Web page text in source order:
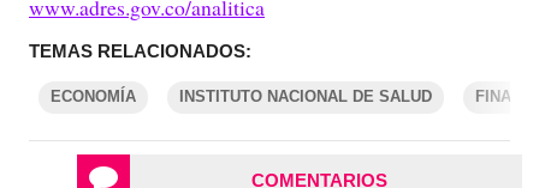
www.adres.gov.co/analitica
TEMAS RELACIONADOS:
ECONOMÍA INSTITUTO NACIONAL DE SALUD
COMENTARIOS